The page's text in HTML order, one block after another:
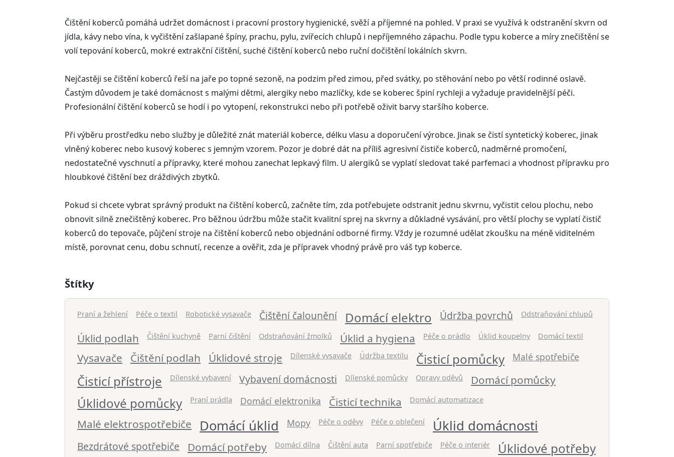
Čištění koberců pomáhá udržet domácnost i pracovní prostory hygienické, svěží a příjemné na pohled. V praxi se využívá k odstranění skvrn od
jídla, kávy nebo vína, k vyčištění zašlapané špíny, prachu, pylu, zvířecích chlupů i nepříjemného zápachu. Podle typu koberce a míry znečištění se
volí tepování koberců, mokré extrakční čištění, suché čištění koberců nebo ruční dočištění lokálních skvrn.
Nejčastěji se čištění koberců řeší na jaře po topné sezoně, na podzim před zimou, před svátky, po stěhování nebo po větší rodinné oslavě.
Častým důvodem je také domácnost s malými dětmi, alergiky nebo mazlíčky, kde se koberec špiní rychleji a vyžaduje pravidelnější péči.
Profesionální čištění koberců se hodí i po vytopení, rekonstrukci nebo při potřebě oživit barvy staršího koberce.
Při výběru prostředku nebo služby je důležité znát materiál koberce, délku vlasu a doporučení výrobce. Jinak se čistí syntetický koberec, jinak
vlněný koberec nebo kusový koberec s jemným vzorem. Pozor je dobré dát na příliš agresivní čističe koberců, nadměrné promočení,
nedostatečné vyschnutí a přípravky, které mohou zanechat lepkavý film. U alergiků se vyplatí sledovat také parfemaci a vhodnost přípravku pro
hloubkové čištění bez dráždivých zbytků.
Pokud si chcete vybrat správný produkt na čištění koberců, začněte tím, zda potřebujete odstranit jednu skvrnu, vyčistit celou plochu, nebo
obnovit silně znečištěný koberec. Pro běžnou údržbu může stačit kvalitní sprej na skvrny a důkladné vysávání, pro větší plochy se vyplatí čistič
koberců do tepovače, půjčení stroje na čištění koberců nebo objednání odborné firmy. Vždy je rozumné udělat zkoušku na méně viditelném
místě, porovnat cenu, dobu schnutí, recenze a ověřit, zda je přípravek vhodný právě pro váš typ koberce.
Štítky
Praní a žehlení Péče o textil Robotické vysavače Čištění čalounění Domácí elektro Údržba povrchů Odstraňování chlupů
Úklid podlah Čištění kuchyně Parní čištění Odstraňování žmolků Úklid a hygiena Péče o prádlo Úklid koupelny Domácí textil
Vysavače Čištění podlah Úklidové stroje Dílenské vysavače Údržba textilu Čisticí pomůcky Malé spotřebiče
Čisticí přístroje Dílenské vybavení Vybavení domácnosti Dílenské pomůcky Opravy oděvů Domácí pomůcky
Úklidové pomůcky Praní prádla Domácí elektronika Čisticí technika Domácí automatizace
Malé elektrospotřebiče Domácí úklid Mopy Péče o oděvy Péče o oblečení Úklid domácnosti
Bezdrátové spotřebiče Domácí potřeby Domácí dílna Čištění auta Parní spotřebiče Péče o interiér Úklidové potřeby